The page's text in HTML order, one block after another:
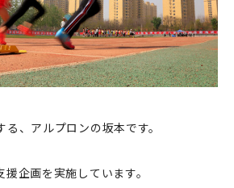
、アルプロンの坂本です。
企画を実施しています。